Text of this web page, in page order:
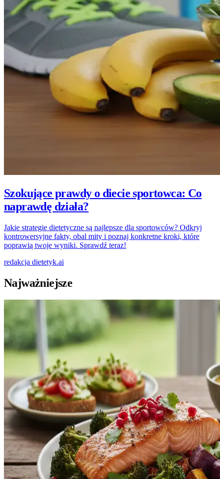
Szokujące prawdy o diecie sportowca: Co
naprawdę działa?
Jakie strategie dietetyczne są najlepsze dla sportowców? Odkryj
kontrowersyjne fakty, obal mity i poznaj konkretne kroki, które
poprawią twoje wyniki. Sprawdź teraz!
redakcja dietetyk.ai
Najważniejsze